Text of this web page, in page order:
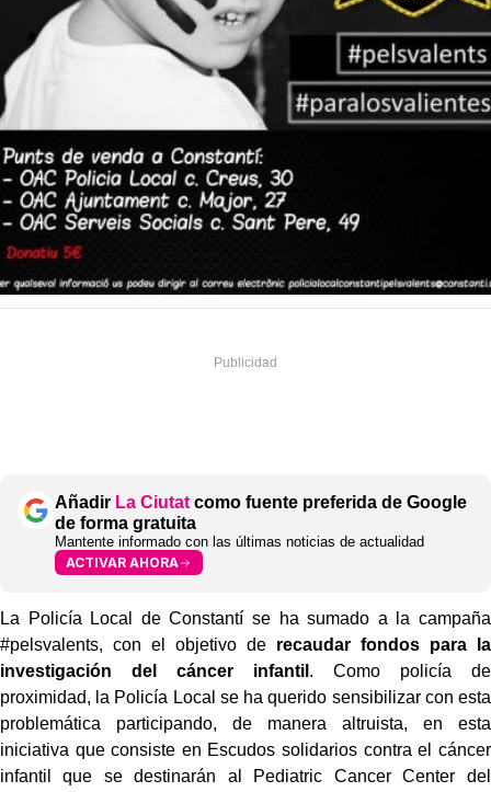
Añadir La Ciutatcomo fuente preferida de Google
de forma gratuita
Mantente informado con las últimas noticias de actualidad
ACTIVAR AHORA
La Policía Local de Constantí se ha sumado a la campaña
#pelsvalents, con el objetivo de recaudar fondos para la
investigación del cáncer infantil . Como policía de
proximidad, la Policía Local se ha querido sensibilizar con esta
problemática participando, de manera altruista, en esta
iniciativa que consiste en Escudos solidarios contra el cáncer
infantil que se destinarán al Pediatric Cancer Center del